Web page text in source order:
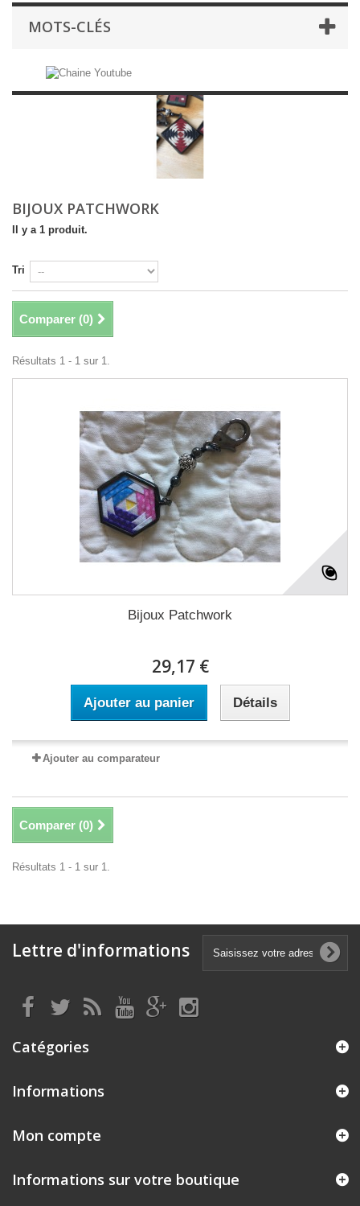
MOTS-CLÉS
BIJOUX PATCHWORK
Il y a 1 produit.
Tri
Comparer (0)
Résultats 1 - 1 sur 1.
Bijoux Patchwork
29,17 €
Ajouter au panier Détails
Ajouter au comparateur
Comparer (0)
Résultats 1 - 1 sur 1.
Lettre d'informations
Catégories
Informations
Mon compte
Informations sur votre boutique